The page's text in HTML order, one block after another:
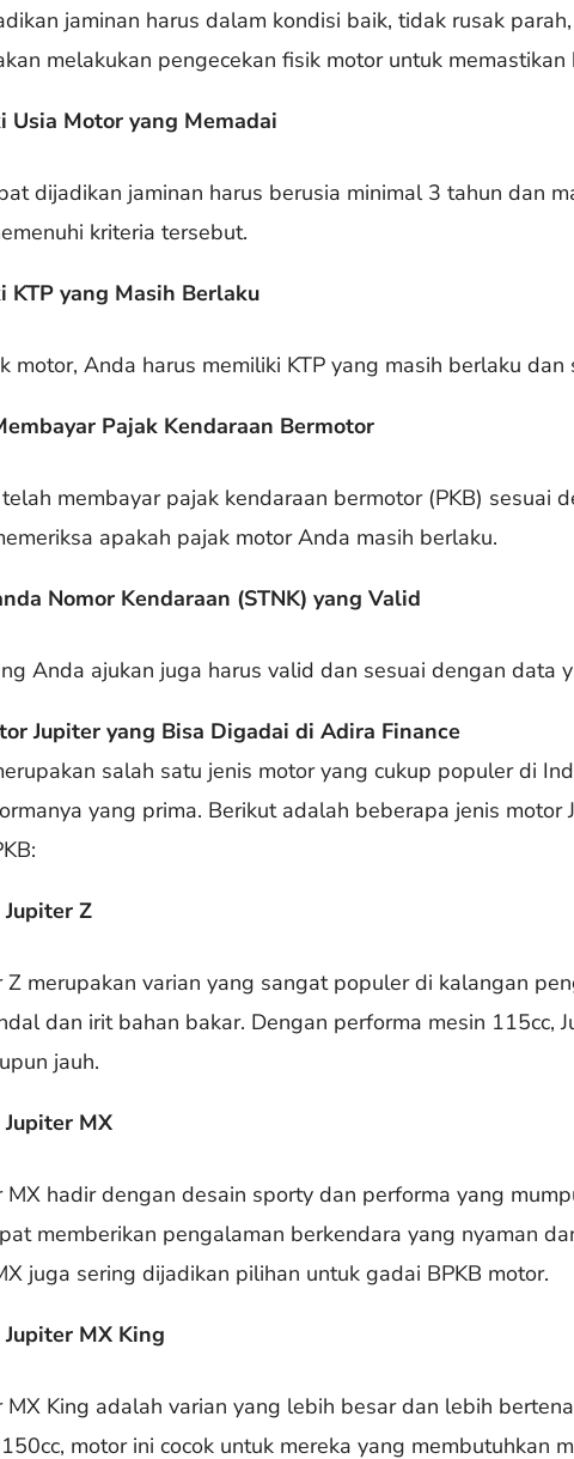
jaminan harus dalam kondisi baik, tidak rusak
melakukan pengecekan fisik motor untuk memastikan
Usia Motor yang Memadai
dijadikan jaminan harus berusia minimal 3 tahun dan
kriteria tersebut.
KTP yang Masih Berlaku
motor, Anda harus memiliki KTP yang masih berlaku
Pajak Kendaraan Bermotor
membayar pajak kendaraan bermotor (PKB) sesuai
apakah pajak motor Anda masih berlaku.
Nomor Kendaraan (STNK) yang Valid
Anda ajukan juga harus valid dan sesuai dengan data
Jupiter yang Bisa Digadai di Adira Finance
salah satu jenis motor yang cukup populer di
yang prima. Berikut adalah beberapa jenis motor
Jupiter Z
Z merupakan varian yang sangat populer di kalangan
dan irit bahan bakar. Dengan performa mesin 115cc,
jauh.
Jupiter MX
MX hadir dengan desain sporty dan performa yang
memberikan pengalaman berkendara yang nyaman
juga sering dijadikan pilihan untuk gadai BPKB motor.
Jupiter MX King
MX King adalah varian yang lebih besar dan lebih
motor ini cocok untuk mereka yang membutuhkan